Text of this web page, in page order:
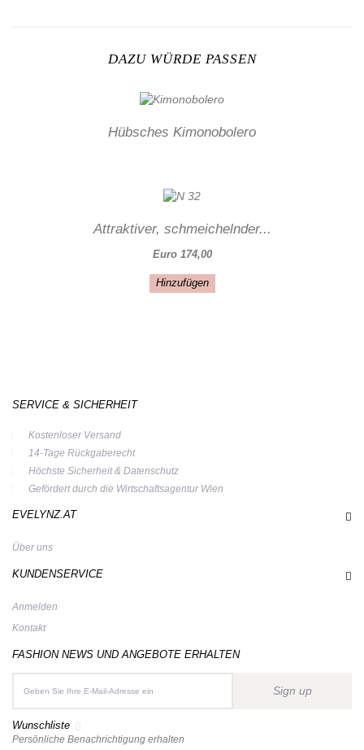
DAZU WÜRDE PASSEN
Hübsches Kimonobolero
Attraktiver, schmeichelnder...
Euro 174,00
Hinzufügen
SERVICE & SICHERHEIT
Kostenloser Versand
14-Tage Rückgaberecht
Höchste Sicherheit & Datenschutz
Gefördert durch die Wirtschaftsagentur Wien
EVELYNZ.AT
Über uns
KUNDENSERVICE
Anmelden
Kontakt
FASHION NEWS UND ANGEBOTE ERHALTEN
Sign up
Wunschliste
Persönliche Benachrichtigung erhalten